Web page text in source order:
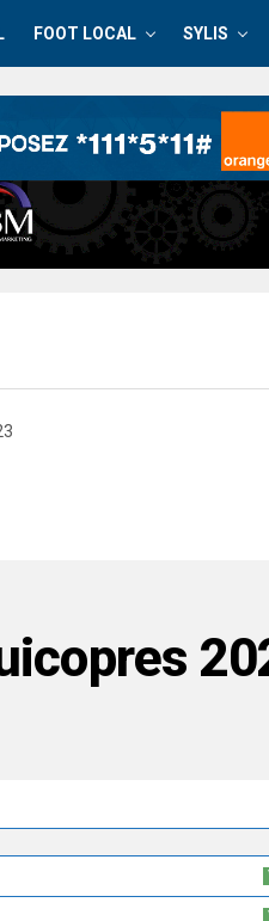
FOOT LOCAL SYLIS